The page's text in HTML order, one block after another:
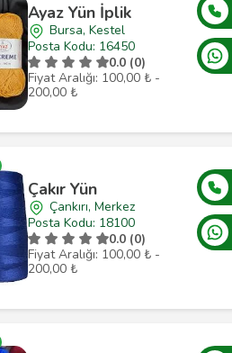
Ayaz Yün İplik
Bursa, Kestel
Posta Kodu: 16450
0.0 (0)
Fiyat Aralığı: 100,00 ₺ -
200,00 ₺
Çakır Yün
Çankırı, Merkez
Posta Kodu: 18100
0.0 (0)
Fiyat Aralığı: 100,00 ₺ -
200,00 ₺